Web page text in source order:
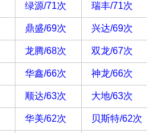
绿源/71次 瑞丰/71次
鼎盛/69次 兴达/69次
龙腾/68次 双龙/67次
华鑫/66次 神龙/66次
顺达/63次 大地/63次
华美/62次 贝斯特/62次